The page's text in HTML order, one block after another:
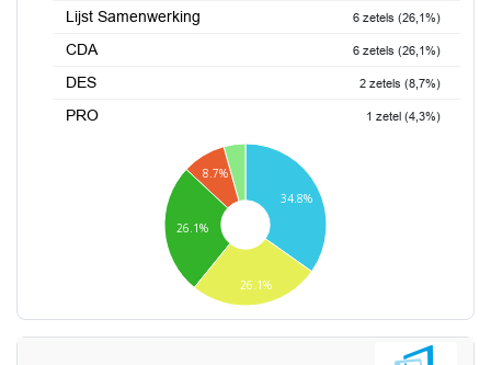
Lijst Samenwerking 6 zetels (26,1%)
CDA 6 zetels (26,1%)
DES 2 zetels (8,7%)
PRO 1 zetel (4,3%)
34.8%
8.7%
26.1%
26.1%